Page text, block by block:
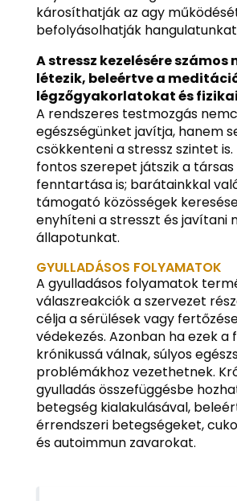
károsíthatják az agy
befolyásolhatják
A stressz kezelésére számos
létezik, beleértve a
légzőgyakorlatokat és
A rendszeres testmozgás
egészségünket javítja, hanem
csökkenteni a stressz szintet is.
fontos szerepet játszik a
fenntartása is; barátainkkal
támogató közösségek
enyhíteni a stresszt és javítani
állapotunkat.
GYULLADÁSOS FOLYAMATOK
A gyulladásos folyamatok
válaszreakciók a szervezet
célja a sérülések vagy
védekezés. Azonban ha ezek
krónikussá válnak, súlyos
problémákhoz vezethetnek.
gyulladás összefüggésbe
betegség kialakulásával,
érrendszeri betegségeket,
és autoimmun zavarokat.